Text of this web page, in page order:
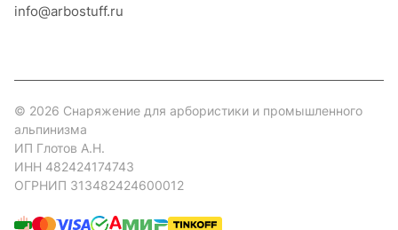
info@arbostuff.ru
© 2026 Снаряжение для арбористики и промышленного
альпинизма
ИП Глотов А.Н.
ИНН 482424174743
ОГРНИП 313482424600012